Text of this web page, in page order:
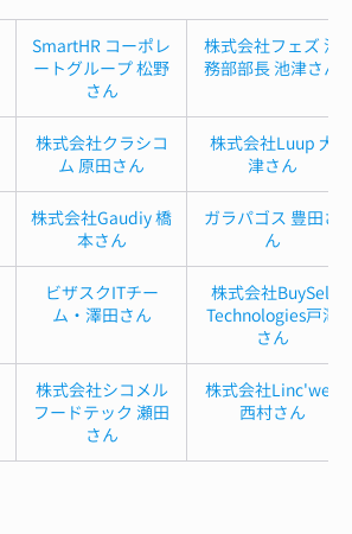
SmartHR コーポレ
ートグループ 松野
さん
株式会社フェズ 法
務部部長 池津さん
株式会社クラシコ
ム 原田さん
株式会社Luup 大
津さん
株式会社Gaudiy 橋
本さん
ガラパゴス 豊田さ
ん
ビザスクITチー
ム・澤田さん
株式会社BuySell
Technologies戸澤
さん
株式会社シコメル
フードテック 瀬田
さん
株式会社Linc'well
西村さん